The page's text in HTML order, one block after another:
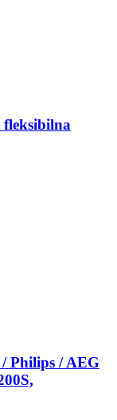
Philips / AEG